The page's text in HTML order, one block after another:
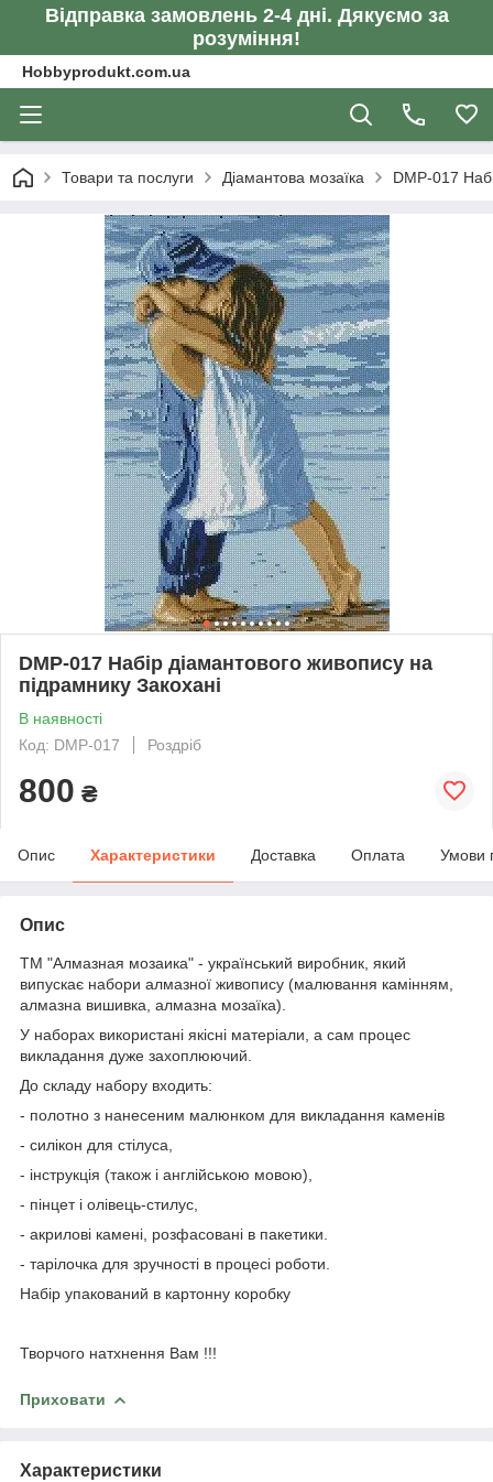
Відправка замовлень 2-4 дні. Дякуємо за
розуміння!
Hobbyprodukt.com.ua
Товари та послуги Діамантова мозаїка DMP-017
DMP-017 Набір діамантового живопису на
підрамнику Закохані
В наявності
Код: DMP-017
Роздріб
800 ₴
Опис Характеристики Доставка Оплата Умови
Опис
ТМ "Алмазная мозаика" - український виробник, який
випускає набори алмазної живопису (малювання камінням,
алмазна вишивка, алмазна мозаїка).
У наборах використані якісні матеріали, а сам процес
викладання дуже захоплюючий.
До складу набору входить:
- полотно з нанесеним малюнком для викладання каменів
- силікон для стілуса,
- інструкція (також і англійською мовою),
- пінцет і олівець-стилус,
- акрилові камені, розфасовані в пакетики.
- тарілочка для зручності в процесі роботи.
Набір упакований в картонну коробку
Творчого натхнення Вам !!!
Приховати
Характеристики